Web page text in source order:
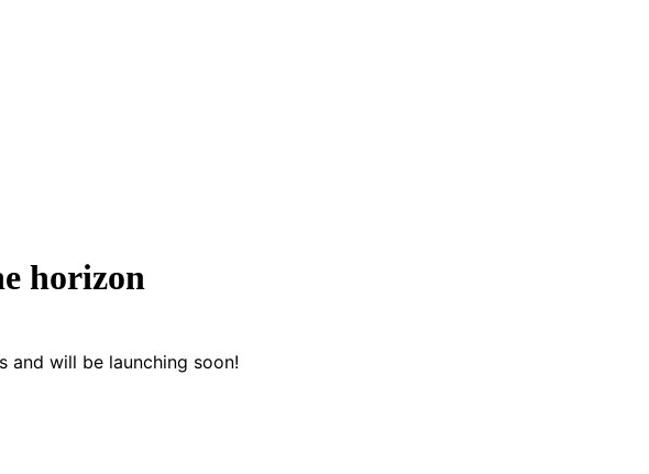
horizon
and will be launching soon!